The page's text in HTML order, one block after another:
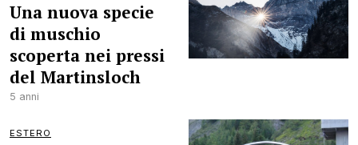
Una nuova specie
di muschio
scoperta nei pressi
del Martinsloch
5 anni
ESTERO